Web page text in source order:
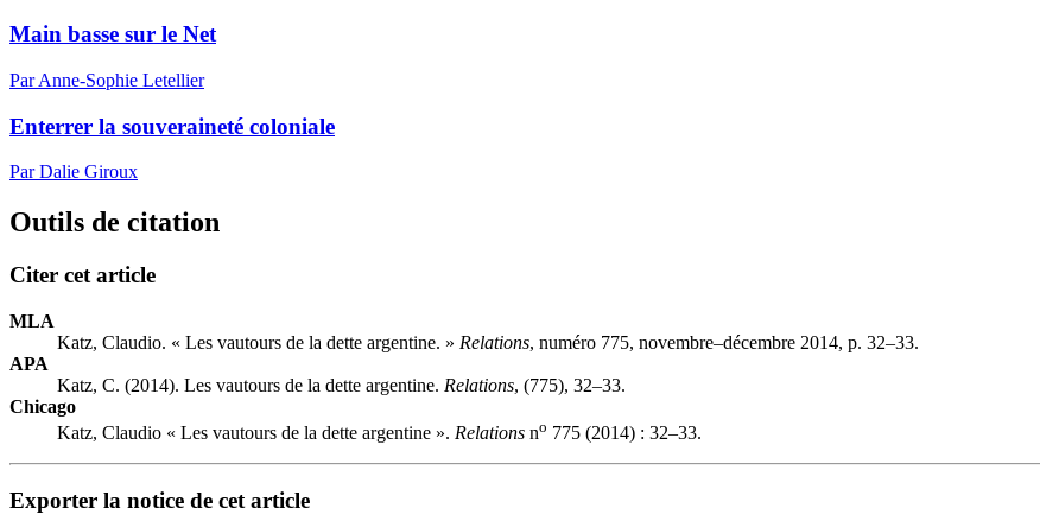
Main basse sur le Net
Par Anne-Sophie Letellier
Enterrer la souveraineté coloniale
Par Dalie Giroux
Outils de citation
Citer cet article
MLA
Katz, Claudio. « Les vautours de la dette argentine. » Relations, numéro 775, novembre–décembre 2014, p. 32–33.
APA
Katz, C. (2014). Les vautours de la dette argentine. Relations, (775), 32–33.
Chicago
Katz, Claudio « Les vautours de la dette argentine ». Relations no 775 (2014) : 32–33.
Exporter la notice de cet article